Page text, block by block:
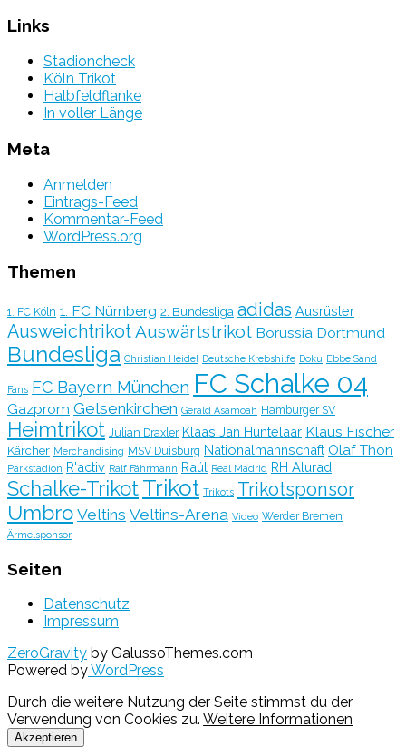
Links
Stadioncheck
Köln Trikot
Halbfeldflanke
In voller Länge
Meta
Anmelden
Eintrags-Feed
Kommentar-Feed
WordPress.org
Themen
1. FC Köln 1. FC Nürnberg 2. Bundesliga adidas Ausrüster
AusweichtrikotAuswärtstrikot Borussia Dortmund
Bundesliga Christian Heidel Deutsche Krebshilfe Doku Ebbe Sand
Fans FC Bayern München FC Schalke 04
Gazprom Gelsenkirchen Gerald Asamoah Hamburger SV
Heimtrikot Julian Draxler Klaas Jan Huntelaar Klaus Fischer
Kärcher Merchandising MSV Duisburg Nationalmannschaft Olaf Thon
Parkstadion R'activ Ralf Fährmann Raúl Real Madrid RH Alurad
Schalke-TrikotTrikot Trikots Trikotsponsor
Umbro Veltins Veltins-Arena Video Werder Bremen
Ärmelsponsor
Seiten
Datenschutz
Impressum
ZeroGravity by GalussoThemes.com
Powered byWordPress
Durch die weitere Nutzung der Seite stimmst du der
Verwendung von Cookies zu. Weitere Informationen
Akzeptieren